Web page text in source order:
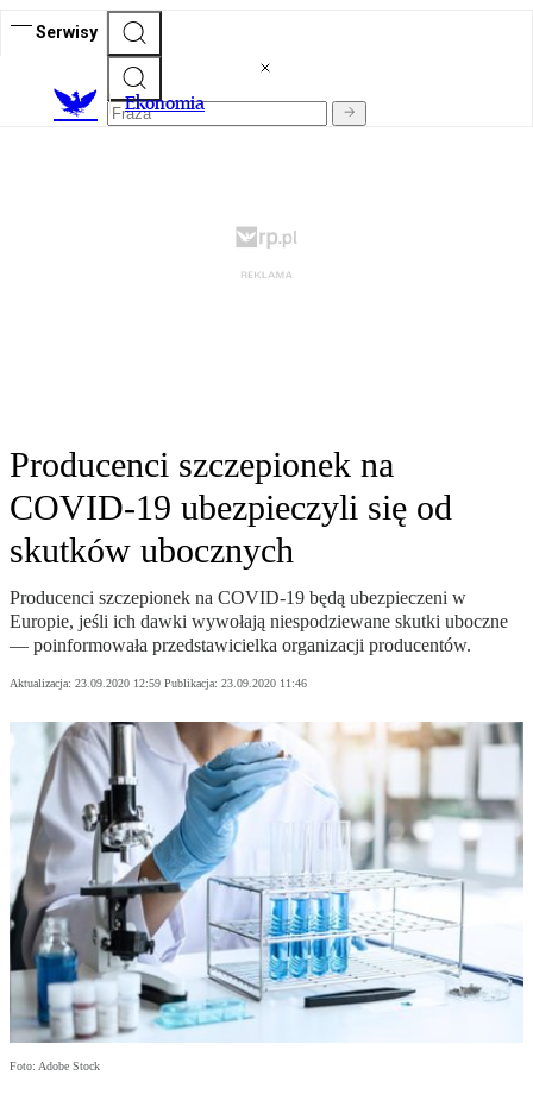
Serwisy
Ekonomia
Producenci szczepionek na
COVID-19 ubezpieczyli się od
skutków ubocznych
Producenci szczepionek na COVID-19 będą ubezpieczeni w
Europie, jeśli ich dawki wywołają niespodziewane skutki uboczne
— poinformowała przedstawicielka organizacji producentów.
Aktualizacja: 23.09.2020 12:59 Publikacja: 23.09.2020 11:46
Foto: Adobe Stock